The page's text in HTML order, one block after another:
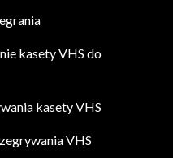
kasety VHS do
kasety VHS
VHS